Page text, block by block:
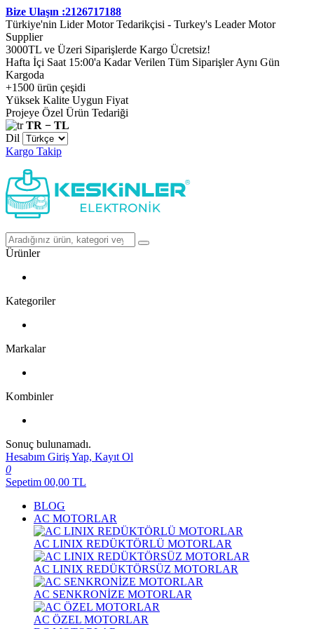
Bize Ulaşın :2126717188
Türkiye'nin Lider Motor Tedarikçisi - Turkey's Leader Motor
Supplier
3000TL ve Üzeri Siparişlerde Kargo Ücretsiz!
Hafta İçi Saat 15:00'a Kadar Verilen Tüm Siparişler Aynı Gün
Kargoda
+1500 ürün çeşidi
Yüksek Kalite Uygun Fiyat
Projeye Özel Ürün Tedariği
TR − TL
Dil
Kargo Takip
Ürünler
Kategoriler
Markalar
Kombinler
Sonuç bulunamadı.
Hesabım Giriş Yap, Kayıt Ol
0
Sepetim 00,00 TL
BLOG
AC MOTORLAR
AC LINIX REDÜKTÖRLÜ MOTORLAR
AC LINIX REDÜKTÖRSÜZ MOTORLAR
AC SENKRONİZE MOTORLAR
AC ÖZEL MOTORLAR